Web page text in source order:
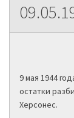
9 мая 1944
остатки
Херсонес.